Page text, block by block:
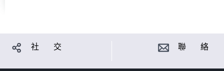
社 交 聯 絡